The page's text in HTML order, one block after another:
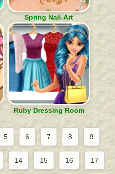
Spring Nail-Art
Ruby Dressing Room
5 6 7 8 9
14 15 16 17